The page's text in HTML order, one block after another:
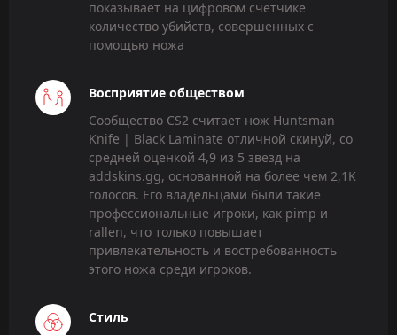
показывает на цифровом счетчике
количество убийств, совершенных с
помощью ножа
Восприятие обществом
Сообщество CS2 считает нож Huntsman
Knife | Black Laminate отличной скинуй, со
средней оценкой 4,9 из 5 звезд на
addskins.gg, основанной на более чем 2,1K
голосов. Его владельцами были такие
профессиональные игроки, как pimp и
rallen, что только повышает
привлекательность и востребованность
этого ножа среди игроков.
Стиль